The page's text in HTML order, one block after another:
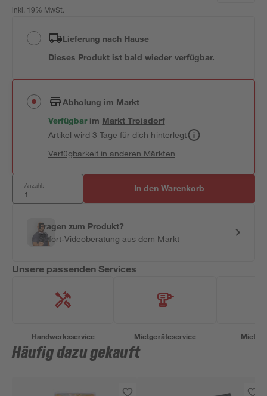
inkl. 19% MwSt.
Lieferung nach Hause
Dieses Produkt ist bald wieder verfügbar.
Abholung im Markt
Verfügbar im MarktTroisdorf
Artikel wird 3 Tage für dich hinterlegt
Verfügbarkeit in anderen Märkten
Anzahl: In den Warenkorb
Fragen zum Produkt?
Sofort-Videoberatung aus dem Markt
Unsere passenden Services
Handwerksservice Mietgeräteservice
Häufig dazu gekauft